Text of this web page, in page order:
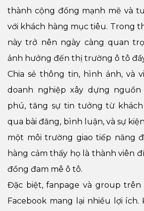
thành cộng đồng mạnh mẽ và
với khách hàng mục tiêu. Trong
này trở nên ngày càng quan
ảnh hưởng đến thị trường ô tô
Chia sẻ thông tin, hình ảnh, và
doanh nghiệp xây dựng
phú, tăng sự tin tưởng từ
qua bài đăng, bình luận, và sự
một môi trường giao tiếp năng
hàng cảm thấy họ là thành viên
đồng đam mê ô tô.
Đặc biệt, fanpage và group
Facebook mang lại nhiều lợi